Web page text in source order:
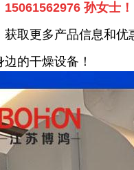
15061562976 孙女士！
取更多产品信息和优
边的干燥设备 ！